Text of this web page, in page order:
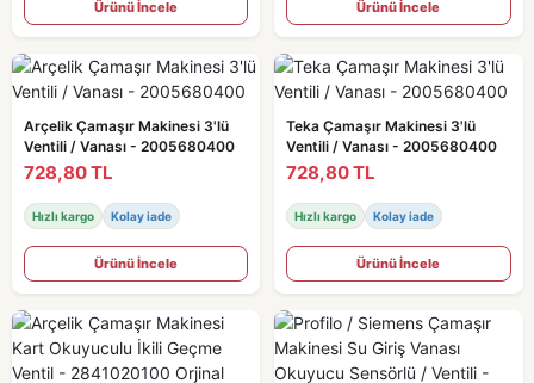
Ürünü İncele Ürünü İncele
Arçelik Çamaşır Makinesi 3'lü
Ventili / Vanası - 2005680400
728,80 TL
Hızlı kargo Kolay iade
Ürünü İncele
Teka Çamaşır Makinesi 3'lü
Ventili / Vanası - 2005680400
728,80 TL
Hızlı kargo Kolay iade
Ürünü İncele